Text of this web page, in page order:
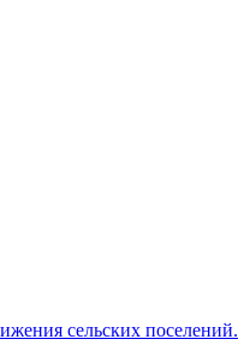
сельских поселений.